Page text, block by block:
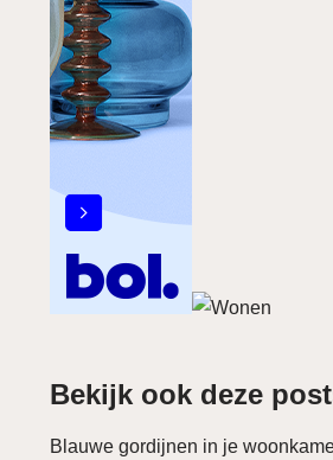
Bekijk ook deze
Blauwe gordijnen in je